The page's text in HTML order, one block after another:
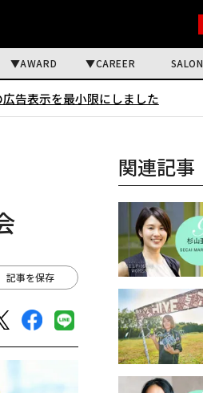
AWARD CAREER SALON
告表示を最小限にしました
記事を保存
関連記事